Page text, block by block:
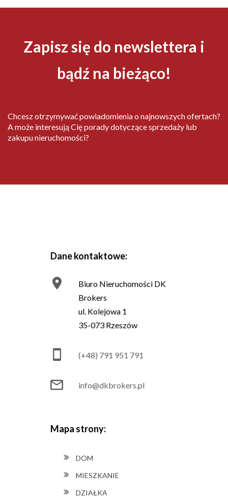
Zapisz się do newslettera i
bądź na bieżąco!
Chcesz otrzymywać powiadomienia o najnowszych ofertach?
A może interesują Cię porady dotyczące sprzedaży lub
zakupu nieruchomości?
Dane kontaktowe:
Biuro Nieruchomości DK
Brokers
ul. Kolejowa 1
35-073 Rzeszów
(+48) 791 951 791
info@dkbrokers.pl
Mapa strony:
DOM
MIESZKANIE
DZIAŁKA